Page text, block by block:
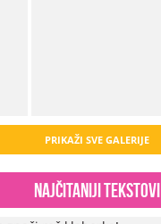
PRIKAŽI SVE GALERIJE
Najčitaniji tekstovi